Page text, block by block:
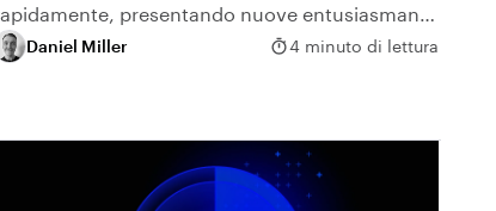
presentando nuove entusiasmanti
e opportunità di crescita.
Daniel Miller 4 minuto di lettura